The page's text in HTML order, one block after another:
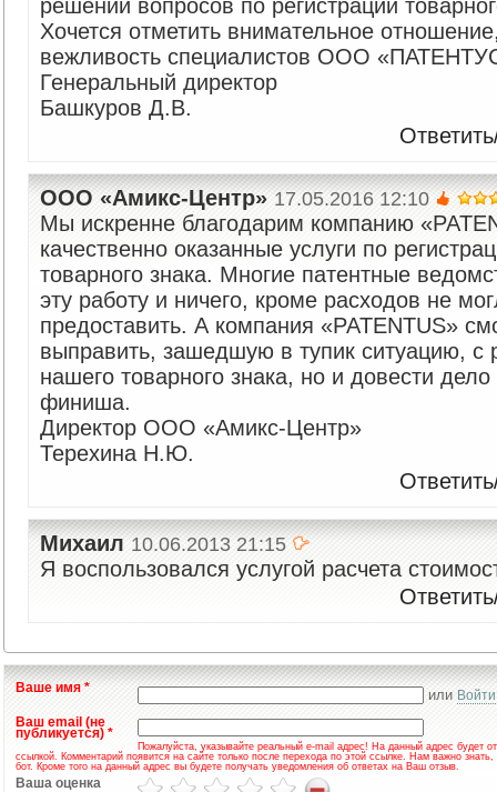
решении вопросов по регистрации
Хочется отметить внимательное
вежливость специалистов ООО
Генеральный директор
Башкуров Д.В.
ООО «Амикс-Центр» 17.05.2016 12:10
Мы искренне благодарим компанию
качественно оказанные услуги по
товарного знака. Многие патентные
эту работу и ничего, кроме расходов не
предоставить. А компания «PATENTUS»
выправить, зашедшую в тупик ситуацию, с
нашего товарного знака, но и довести
финиша.
Директор ООО «Амикс-Центр»
Терехина Н.Ю.
Михаил 10.06.2013 21:15
Я воспользовался услугой расчета
Ваше имя* или Войти
Ваш email (не
публикуется) *
Пожалуйста, указывайте реальный e-mail адрес! На данный адрес будет
ссылкой. Комментарий появится на сайте только после перехода по этой ссылке. Нам важно
бот. Кроме того на данный адрес вы будете получать уведомления об ответах на Ваш отзыв.
Ваша оценка